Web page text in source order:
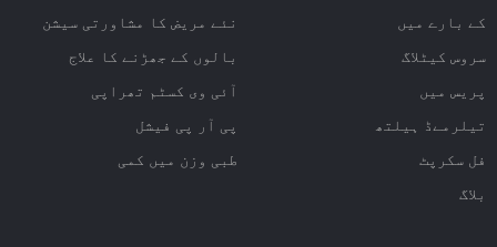
کے بارے میں
سروس کیٹلاگ
پریس میں
تیلرمےڈ ہیلتھ
فل سکرپٹ
بلاگ
نئے مریض کا مشاورتی سیشن
بالوں کے جھڑنے کا علاج
آئی وی کسٹم تھراپی
پی آر پی فیشل
طبی وزن میں کمی